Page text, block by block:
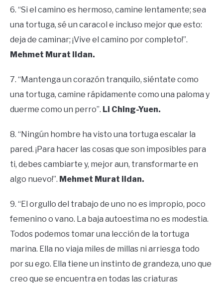
6. “Si el camino es hermoso, camine lentamente; sea
una tortuga, sé un caracol e incluso mejor que esto:
deja de caminar; ¡Vive el camino por completo!”.
Mehmet Murat Ildan.
7. “Mantenga un corazón tranquilo, siéntate como
una tortuga, camine rápidamente como una paloma y
duerme como un perro”. Li Ching-Yuen.
8. “Ningún hombre ha visto una tortuga escalar la
pared. ¡Para hacer las cosas que son imposibles para
ti, debes cambiarte y, mejor aun, transformarte en
algo nuevo!”. Mehmet Murat ildan.
9. “El orgullo del trabajo de uno no es impropio, poco
femenino o vano. La baja autoestima no es modestia.
Todos podemos tomar una lección de la tortuga
marina. Ella no viaja miles de millas ni arriesga todo
por su ego. Ella tiene un instinto de grandeza, uno que
creo que se encuentra en todas las criaturas